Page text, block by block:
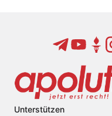
Unterstützen